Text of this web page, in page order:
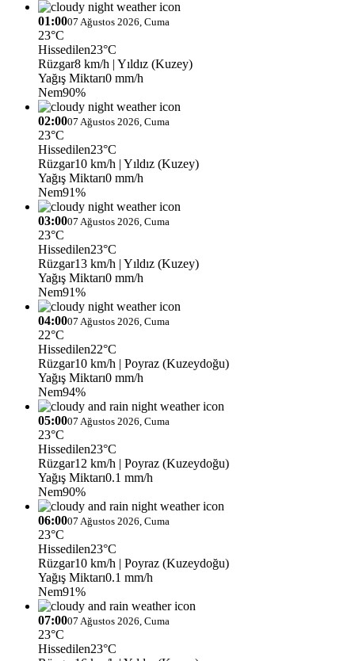
01:0007 Ağustos 2026, Cuma
23°C
Hissedilen23°C
Rüzgar8 km/h | Yıldız (Kuzey)
Yağış Miktarı0 mm/h
Nem90%
02:0007 Ağustos 2026, Cuma
23°C
Hissedilen23°C
Rüzgar10 km/h | Yıldız (Kuzey)
Yağış Miktarı0 mm/h
Nem91%
03:0007 Ağustos 2026, Cuma
23°C
Hissedilen23°C
Rüzgar13 km/h | Yıldız (Kuzey)
Yağış Miktarı0 mm/h
Nem91%
04:0007 Ağustos 2026, Cuma
22°C
Hissedilen22°C
Rüzgar10 km/h | Poyraz (Kuzeydoğu)
Yağış Miktarı0 mm/h
Nem94%
05:0007 Ağustos 2026, Cuma
23°C
Hissedilen23°C
Rüzgar12 km/h | Poyraz (Kuzeydoğu)
Yağış Miktarı0.1 mm/h
Nem90%
06:0007 Ağustos 2026, Cuma
23°C
Hissedilen23°C
Rüzgar10 km/h | Poyraz (Kuzeydoğu)
Yağış Miktarı0.1 mm/h
Nem91%
07:0007 Ağustos 2026, Cuma
23°C
Hissedilen23°C